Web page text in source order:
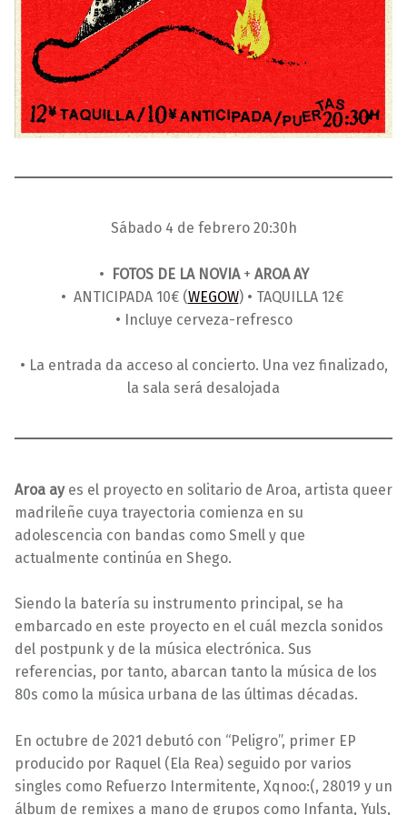
Sábado 4 de febrero 20:30h
• FOTOS DE LA NOVIA+ AROA AY
• ANTICIPADA 10€ (WEGOW) • TAQUILLA 12€
• Incluye cerveza-refresco
• La entrada da acceso al concierto. Una vez finalizado,
la sala será desalojada
Aroa ayes el proyecto en solitario de Aroa, artista queer
madrileñe cuya trayectoria comienza en su
adolescencia con bandas como Smell y que
actualmente continúa en Shego.
Siendo la batería su instrumento principal, se ha
embarcado en este proyecto en el cuál mezcla sonidos
del postpunk y de la música electrónica. Sus
referencias, por tanto, abarcan tanto la música de los
80s como la música urbana de las últimas décadas.
En octubre de 2021 debutó con “Peligro”, primer EP
producido por Raquel (Ela Rea) seguido por varios
singles como Refuerzo Intermitente, Xqnoo:(, 28019 y un
álbum de remixes a mano de grupos como Infanta, Yuls,